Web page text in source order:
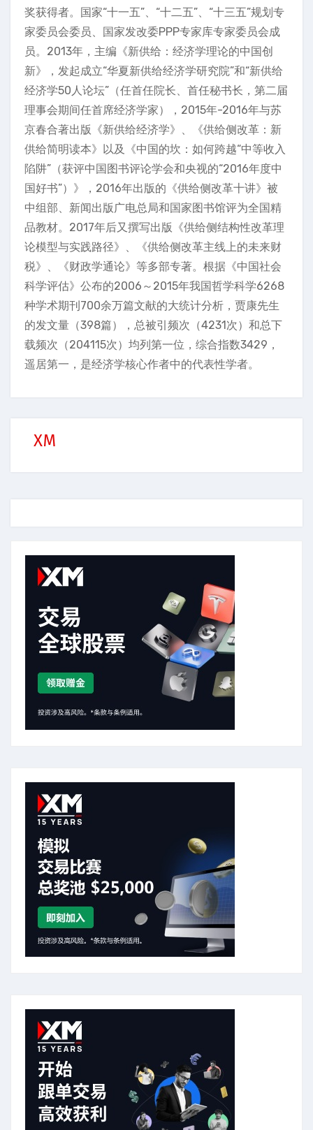
奖获得者。国家“十一五”、“十二五”、“十三五”规划专
家委员会委员、国家发改委PPP专家库专家委员会成
员。2013年，主编《新供给：经济学理论的中国创
新》，发起成立“华夏新供给经济学研究院”和“新供给
经济学50人论坛”（任首任院长、首任秘书长，第二届
理事会期间任首席经济学家），2015年-2016年与苏
京春合著出版《新供给经济学》、《供给侧改革：新
供给简明读本》以及《中国的坎：如何跨越“中等收入
陷阱”（获评中国图书评论学会和央视的“2016年度中
国好书”）》，2016年出版的《供给侧改革十讲》被
中组部、新闻出版广电总局和国家图书馆评为全国精
品教材。2017年后又撰写出版《供给侧结构性改革理
论模型与实践路径》、《供给侧改革主线上的未来财
税》、《财政学通论》等多部专著。根据《中国社会
科学评估》公布的2006～2015年我国哲学科学6268
种学术期刊700余万篇文献的大统计分析，贾康先生
的发文量（398篇），总被引频次（4231次）和总下
载频次（204115次）均列第一位，综合指数3429，
遥居第一，是经济学核心作者中的代表性学者。
XM